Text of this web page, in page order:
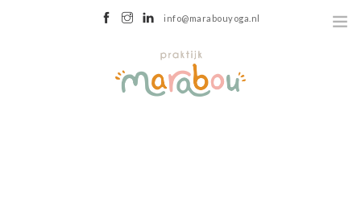
info@marabouyoga.nl